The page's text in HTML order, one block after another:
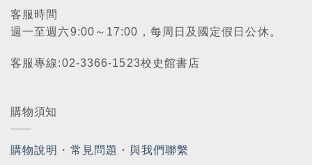
客服時間
週一至週六9:00～17:00，每周日及國定假日公休。
客服專線:02-3366-1523校史館書店
購物須知
購物說明 ・ 常見問題 ・與我們聯繫